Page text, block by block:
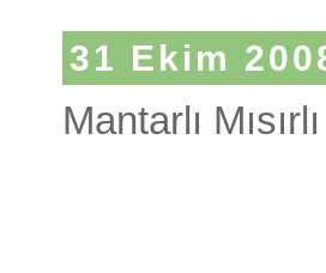
31 Ekim
Mantarlı